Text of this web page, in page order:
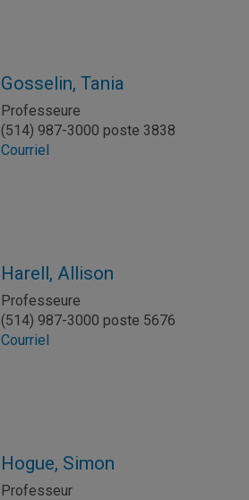
Gosselin, Tania
Professeure
(514) 987-3000 poste 3838
Courriel
Harell, Allison
Professeure
(514) 987-3000 poste 5676
Courriel
Hogue, Simon
Professeur